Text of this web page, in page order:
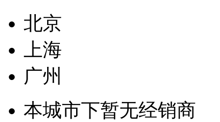
北京
上海
广州
本城市下暂无经销商